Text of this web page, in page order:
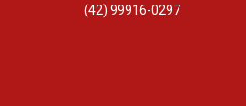
(42) 99916-0297